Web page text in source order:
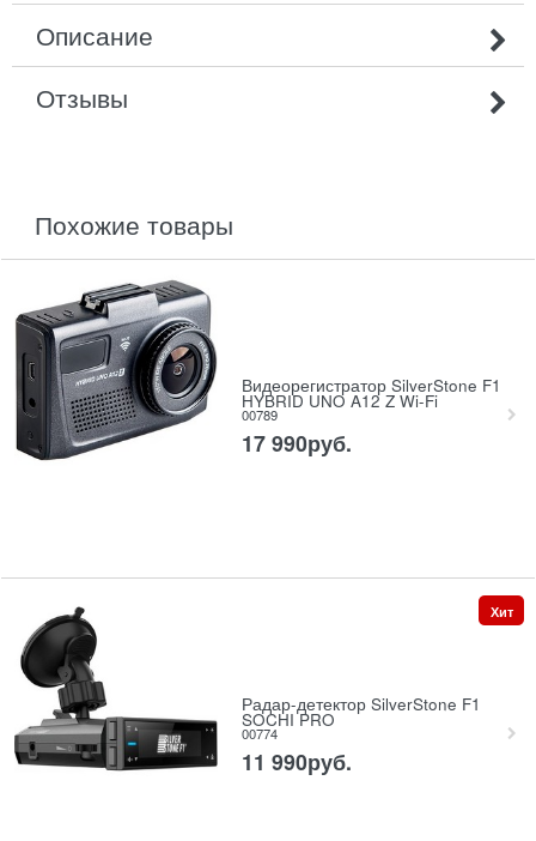
Описание
Отзывы
похожие товары
Видеорегистратор SilverStone F1
HYBRID UNO A12 Z Wi-Fi
00789
17 990руб.
Радар-детектор SilverStone F1
SOCHI PRO
00774
11 990руб.
Хит